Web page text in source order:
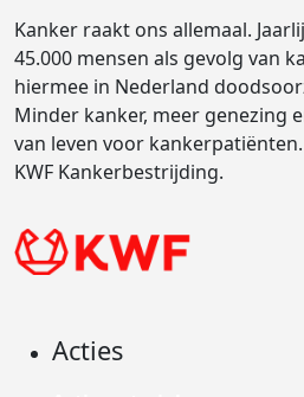
Kanker raakt ons allemaal.
45.000 mensen als gevolg van
hiermee in Nederland
Minder kanker, meer genezing
van leven voor
KWF Kankerbestrijding.
Acties